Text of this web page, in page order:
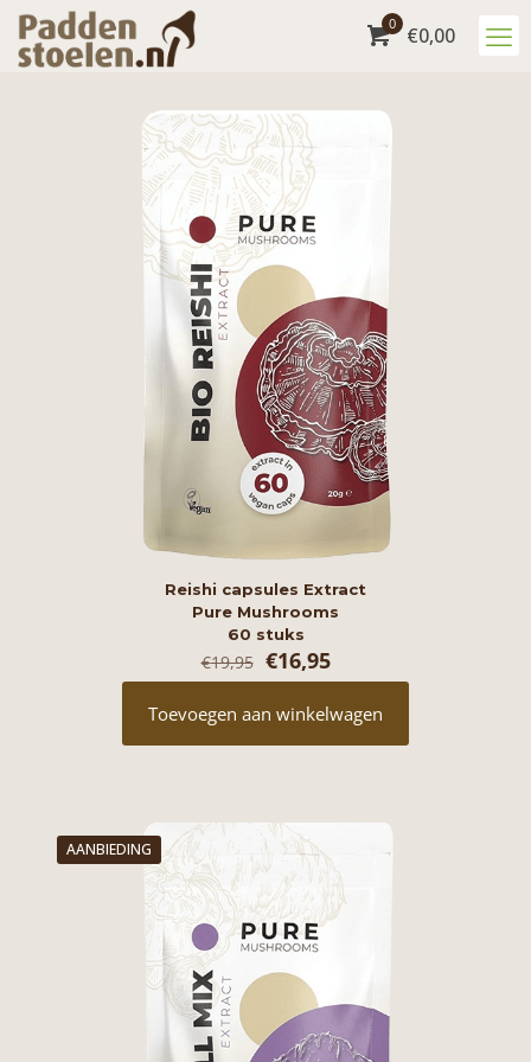
0 €0,00
Reishi capsules Extract
Pure Mushrooms
60 stuks
€19,95 Oorspronkelijke
prijs
was:
€19,95.
€16,95Huidige
prijs
is:
€16,95.
Toevoegen aan winkelwagen
AANBIEDING